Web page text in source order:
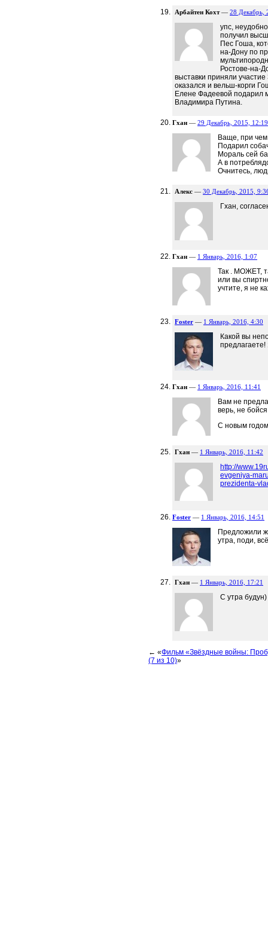
Арбайтен Кохт— 28 Декабрь,
упс,
получил
Пес Гоша,
на-Дону по
Ростове-на-
выставки приняли
оказался и вельш-корги
Елене Фадеевой подарил
Владимира Путина.
Гхан — 29 Декабрь, 2015, 12:19
Ваще, при
Подарил
Мораль сей
А в
Очнитесь,
Алекс — 30 Декабрь, 2015,
Гхан,
Гхан — 1 Январь, 2016, 1:07
Так . МОЖЕТ,
или вы
учтите, я не
Foster — 1 Январь, 2016, 4:30
Какой вы
Гхан — 1 Январь, 2016, 11:41
Вам не
верь, не
C новым
Гхан — 1 Январь, 2016, 11:42
http://
evgeniya-
prezidenta-
Foster — 1 Январь, 2016, 14:51
Предложили
утра, поди,
Гхан — 1 Январь, 2016, 17:21
С утра
← «Фильм «Звёздные войны:
(7 из 10)»